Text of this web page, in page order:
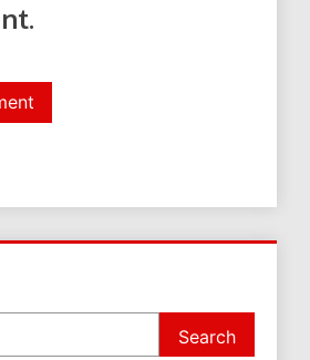
Search